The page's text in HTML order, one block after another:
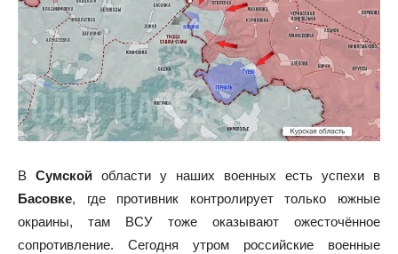
В Сумской области у наших военных есть успехи в
Басовке, где противник контролирует только южные
окраины, там ВСУ тоже оказывают ожесточённое
сопротивление. Сегодня утром российские военные